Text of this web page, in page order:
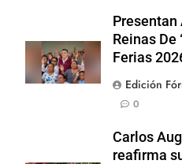
Presentan
Reinas De
Ferias
Edición
0
Carlos
reafirma